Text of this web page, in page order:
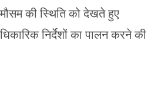
की स्थिति को देखते हुए
निर्देशों का पालन करने की